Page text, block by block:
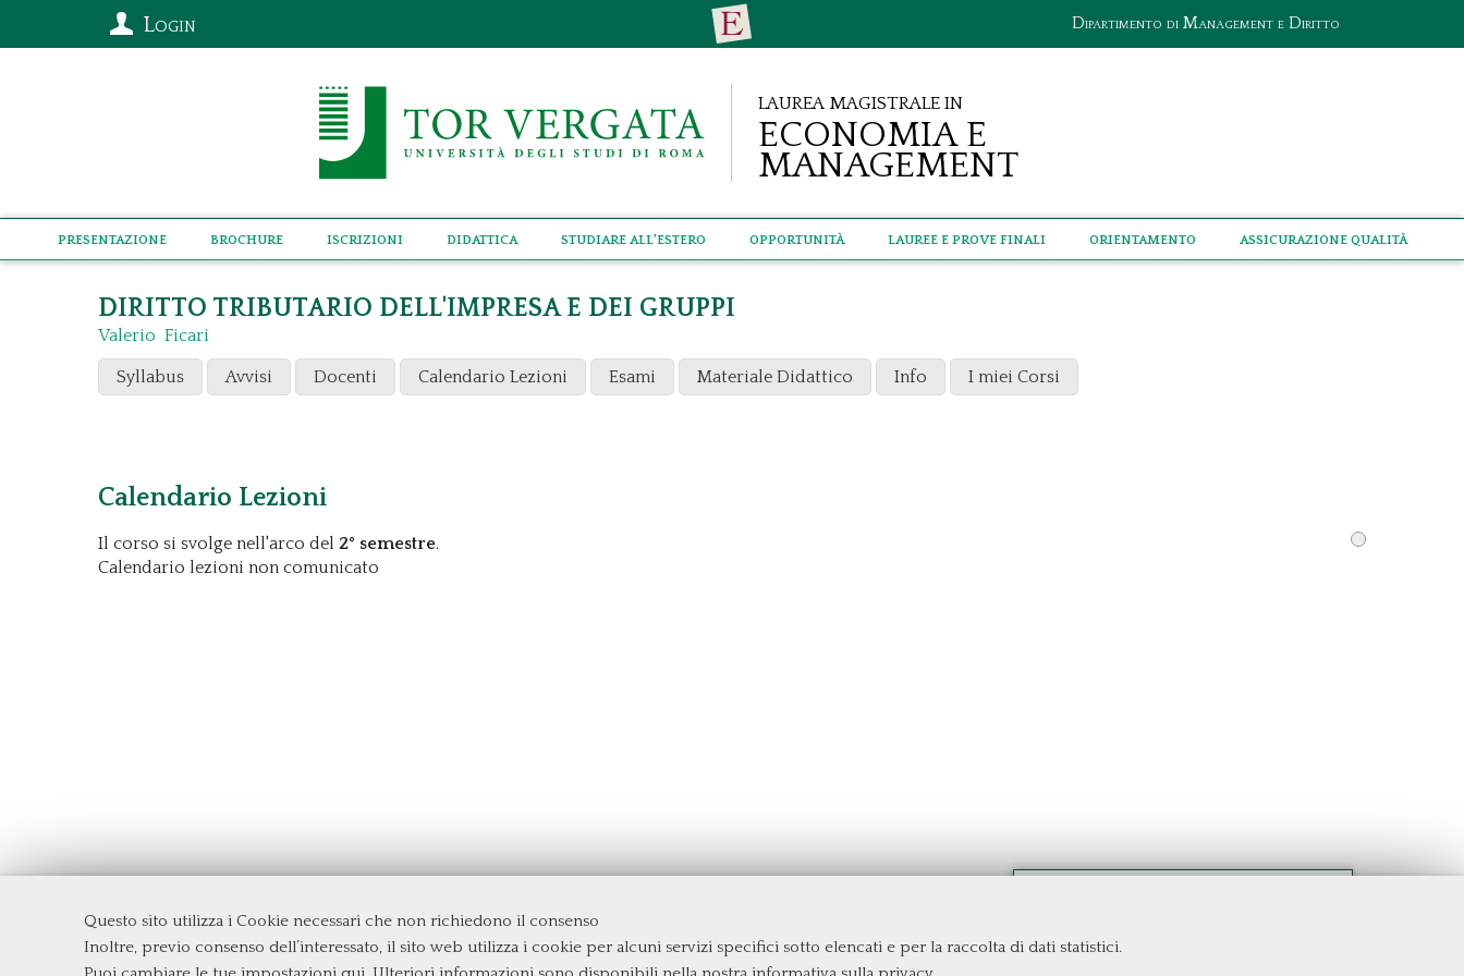
Questo sito utilizza i Cookie necessari che non richiedono il consenso
Inoltre, previo consenso dell’interessato, il sito web utilizza i cookie per alcuni servizi specifici sotto elencati e per la raccolta di dati statistici.
Dipartimento di Management e Diritto
Login
Laurea Magistrale in
Economia e
Management
Presentazione Brochure Iscrizioni Didattica Studiare all'estero Opportunità Lauree e Prove Finali Orientamento Assicurazione qualità
DIRITTO TRIBUTARIO DELL'IMPRESA E DEI GRUPPI
Valerio Ficari
Syllabus Avvisi Docenti Calendario Lezioni Esami Materiale Didattico Info I miei Corsi
Calendario Lezioni
Il corso si svolge nell'arco del 2° semestre.
Calendario lezioni non comunicato
Dipartimento di Management e Diritto
Università degli Studi di RomaTor Vergata